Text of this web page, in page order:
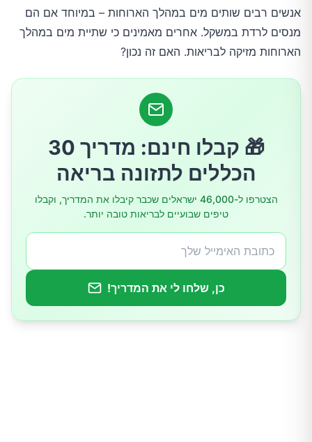
מים ועליה במשקל
כיצד לשתות מים בזמן ארוחה
אנשים רבים שותים מים במהלך הארוחות – במיוחד אם הם
מנסים לרדת במשקל. אחרים מאמינים כי שתיית מים במהלך
הארוחות מזיקה לבריאות. האם זה נכון?
🎁 קבלו חינם: מדריך 30
הכללים לתזונה בריאה
הצטרפו ל-46,000 ישראלים שכבר קיבלו את המדריך, וקבלו
טיפים שבועיים לבריאות טובה יותר.
כן, שלחו לי את המדריך!